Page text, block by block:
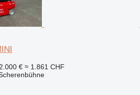
2.000 € ≈ 1.861 CHF